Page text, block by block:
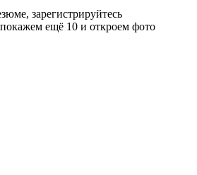
зарегистрируйтесь
ещё 10 и откроем фото